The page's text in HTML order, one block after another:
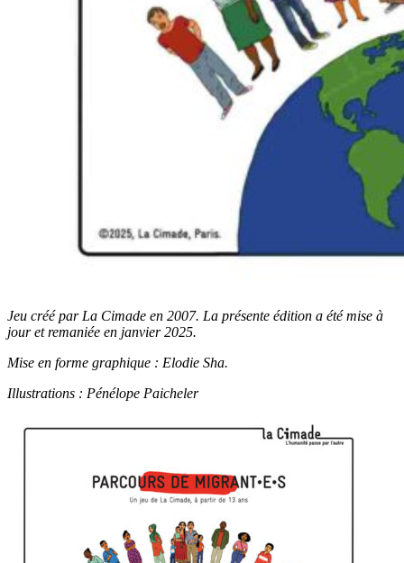
Jeu créé par La Cimade en 2007. La présente édition a été mise à
jour et remaniée en janvier 2025.
Mise en forme graphique : Elodie Sha.
Illustrations : Pénélope Paicheler